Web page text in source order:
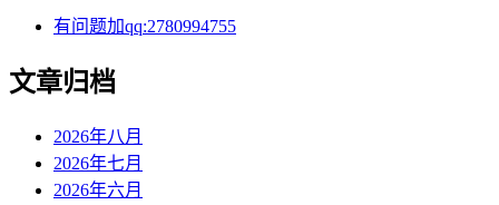
有问题加qq:2780994755
文章归档
2026年八月
2026年七月
2026年六月